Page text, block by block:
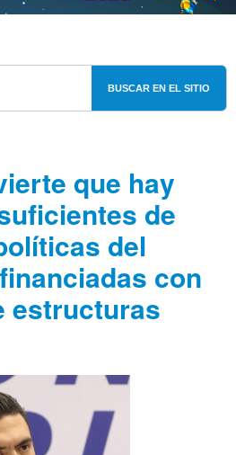
BUSCAR EN EL SITIO
que hay
de
del
con
estructuras